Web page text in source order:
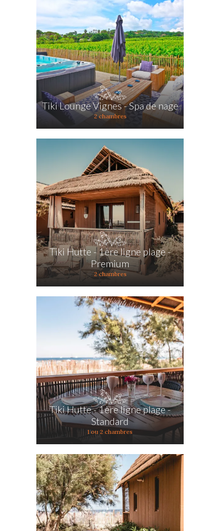
Tiki Lounge Vignes - Spa de nage
2 chambres
Tiki Hutte - 1ère ligne plage -
Premium
2 chambres
Tiki Hutte - 1ère ligne plage -
Standard
1 ou 2 chambres